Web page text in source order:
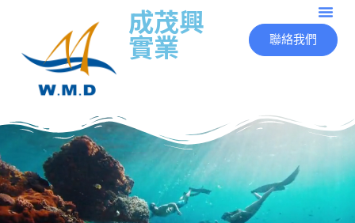
成茂興
實業 聯絡我們